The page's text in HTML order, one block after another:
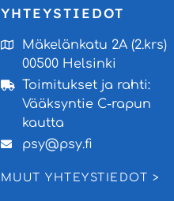
YHTEYSTIEDOT
Mäkelänkatu 2A (2.krs)
00500 Helsinki
Toimitukset ja rahti:
Vääksyntie C-rapun
kautta
psy@psy.fi
MUUT YHTEYSTIEDOT >